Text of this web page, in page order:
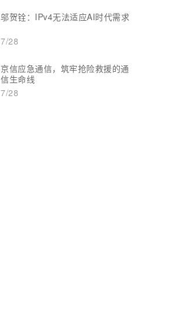
邬贺铨：IPv4无法适应AI时代需求
7/28
京信应急通信，筑牢抢险救援的通
信生命线
7/28